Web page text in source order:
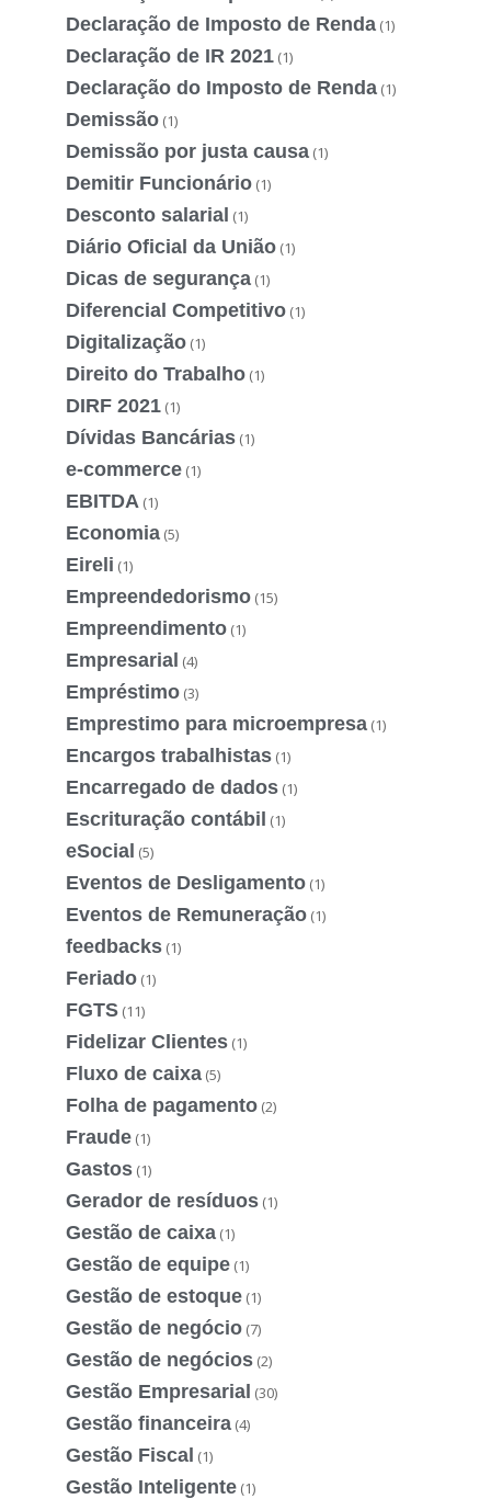
Declaração de Imposto de Renda (1)
Declaração de IR 2021 (1)
Declaração do Imposto de Renda (1)
Demissão (1)
Demissão por justa causa (1)
Demitir Funcionário (1)
Desconto salarial (1)
Diário Oficial da União (1)
Dicas de segurança (1)
Diferencial Competitivo (1)
Digitalização (1)
Direito do Trabalho (1)
DIRF 2021 (1)
Dívidas Bancárias (1)
e-commerce (1)
EBITDA (1)
Economia (5)
Eireli (1)
Empreendedorismo (15)
Empreendimento (1)
Empresarial (4)
Empréstimo (3)
Emprestimo para microempresa (1)
Encargos trabalhistas (1)
Encarregado de dados (1)
Escrituração contábil (1)
eSocial (5)
Eventos de Desligamento (1)
Eventos de Remuneração (1)
feedbacks (1)
Feriado (1)
FGTS (11)
Fidelizar Clientes (1)
Fluxo de caixa (5)
Folha de pagamento (2)
Fraude (1)
Gastos (1)
Gerador de resíduos (1)
Gestão de caixa (1)
Gestão de equipe (1)
Gestão de estoque (1)
Gestão de negócio (7)
Gestão de negócios (2)
Gestão Empresarial (30)
Gestão financeira (4)
Gestão Fiscal (1)
Gestão Inteligente (1)